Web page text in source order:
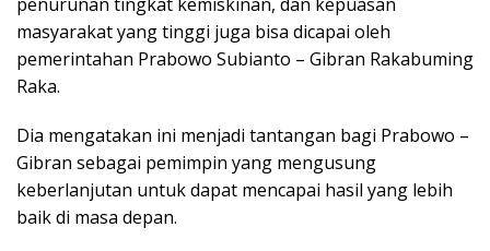
masyarakat yang tinggi juga bisa dicapai oleh
pemerintahan Prabowo Subianto – Gibran Rakabuming
Raka.
Dia mengatakan ini menjadi tantangan bagi Prabowo –
Gibran sebagai pemimpin yang mengusung
keberlanjutan untuk dapat mencapai hasil yang lebih
baik di masa depan.